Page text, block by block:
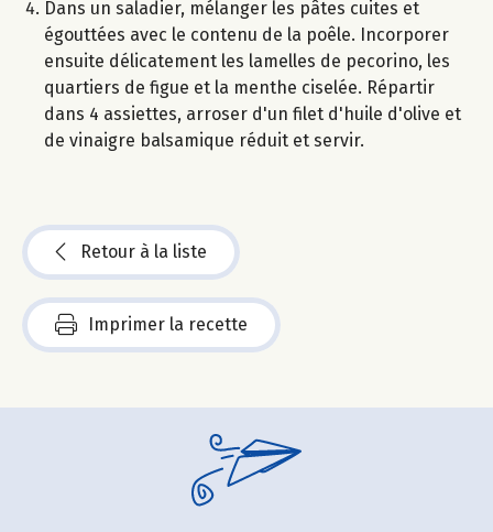
Dans un saladier, mélanger les pâtes cuites et
égouttées avec le contenu de la poêle. Incorporer
ensuite délicatement les lamelles de pecorino, les
quartiers de figue et la menthe ciselée. Répartir
dans 4 assiettes, arroser d'un filet d'huile d'olive et
de vinaigre balsamique réduit et servir.
Retour à la liste
Imprimer la recette